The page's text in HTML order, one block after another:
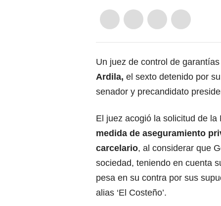
Un juez de control de garantías
Ardila, el sexto detenido por
senador y precandidato
El juez acogió la solicitud de
medida de aseguramiento
carcelario, al considerar que
sociedad, teniendo en cuenta
pesa en su contra por sus
alias ‘El Costeño’.